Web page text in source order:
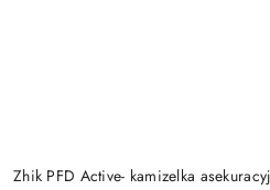
Zhik PFD Active- kamizelka